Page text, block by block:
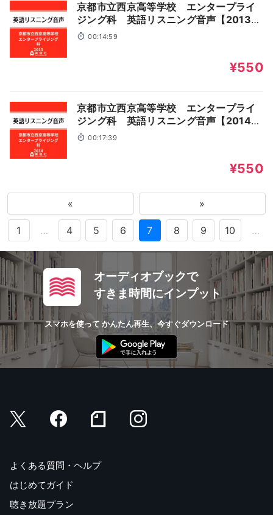
京都市立西京高等学校 エンタープライ
ジング科 英語リスニング音声【2013年
入試問題】
00:14:59
¥550
京都市立西京高等学校 エンタープライ
ジング科 英語リスニング音声【2014年
入試問題】
00:17:39
¥550
« »
1 … 4 5 6 7 8 9 10 …
オーディオブックで
すきま時間にインプット
スマホを使って かんたん再生、今すぐダウンロード
よくある質問・ヘルプ
はじめてガイド
聴き放題プラン